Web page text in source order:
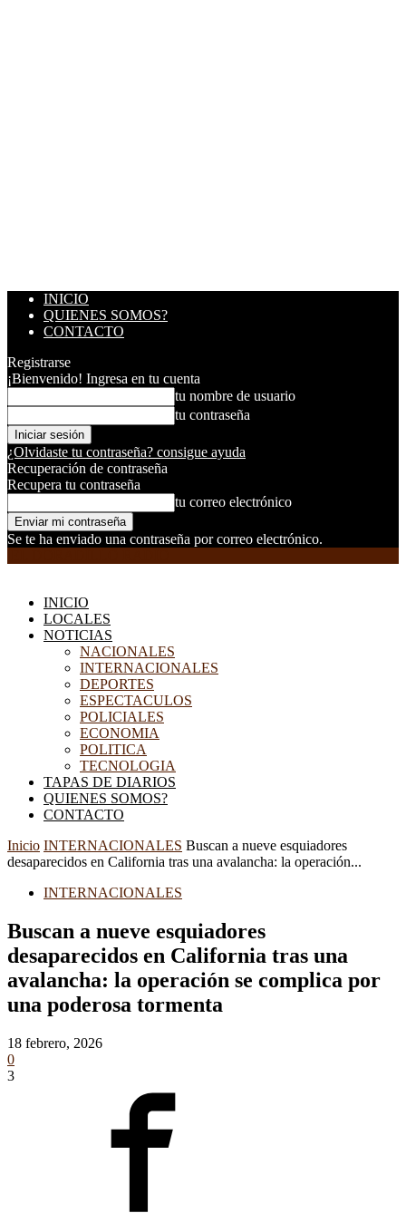
INICIO
QUIENES SOMOS?
CONTACTO
Registrarse
¡Bienvenido! Ingresa en tu cuenta
tu nombre de usuario
tu contraseña
¿Olvidaste tu contraseña? consigue ayuda
Recuperación de contraseña
Recupera tu contraseña
tu correo electrónico
Se te ha enviado una contraseña por correo electrónico.
INICIO
LOCALES
NOTICIAS
NACIONALES
INTERNACIONALES
DEPORTES
ESPECTACULOS
POLICIALES
ECONOMIA
POLITICA
TECNOLOGIA
TAPAS DE DIARIOS
QUIENES SOMOS?
CONTACTO
Inicio INTERNACIONALES Buscan a nueve esquiadores
desaparecidos en California tras una avalancha: la operación...
INTERNACIONALES
Buscan a nueve esquiadores
desaparecidos en California tras una
avalancha: la operación se complica por
una poderosa tormenta
18 febrero, 2026
0
3